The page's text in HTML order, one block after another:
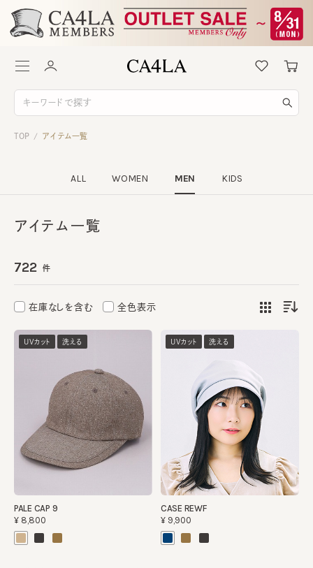
TOP / アイテム一覧
ALL WOMEN MEN KIDS
アイテム一覧
722 件
在庫なしを含む 全色表示
UVカット 洗える
PALE CAP 9
¥8,800
UVカット 洗える
CASE REWF
¥9,900